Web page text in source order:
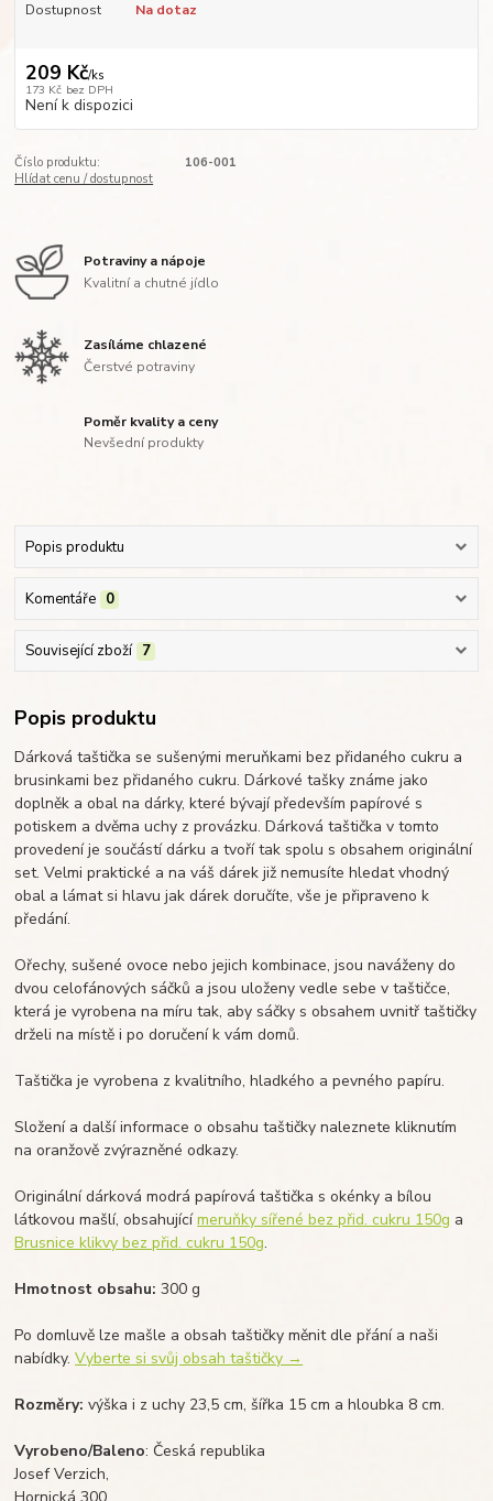
Dostupnost Na dotaz
209 Kč/ks
173 Kč bez DPH
Není k dispozici
Číslo produktu:
106-001
Hlídat cenu / dostupnost
Potraviny a nápoje
Kvalitní a chutné jídlo
Zasíláme chlazené
Čerstvé potraviny
Poměr kvality a ceny
Nevšední produkty
Popis produktu
Komentáře 0
Související zboží 7
Popis produktu
Dárková taštička se sušenými meruňkami bez přidaného cukru a
brusinkami bez přidaného cukru. Dárkové tašky známe jako
doplněk a obal na dárky, které bývají především papírové s
potiskem a dvěma uchy z provázku. Dárková taštička v tomto
provedení je součástí dárku a tvoří tak spolu s obsahem originální
set. Velmi praktické a na váš dárek již nemusíte hledat vhodný
obal a lámat si hlavu jak dárek doručíte, vše je připraveno k
předání.
Ořechy, sušené ovoce nebo jejich kombinace, jsou naváženy do
dvou celofánových sáčků a jsou uloženy vedle sebe v taštičce,
která je vyrobena na míru tak, aby sáčky s obsahem uvnitř taštičky
drželi na místě i po doručení k vám domů.
Taštička je vyrobena z kvalitního, hladkého a pevného papíru.
Složení a další informace o obsahu taštičky naleznete kliknutím
na oranžově zvýrazněné odkazy.
Originální dárková modrá papírová taštička s okénky a bílou
látkovou mašlí, obsahujícímeruňky sířené bez přid. cukru 150g a
Brusnice klikvy bez přid. cukru 150g.
Hmotnost obsahu:300 g
Po domluvě lze mašle a obsah taštičky měnit dle přání a naši
nabídky.Vyberte si svůj obsah taštičky →
Rozměry:výška i z uchy 23,5 cm, šířka 15 cm a hloubka 8 cm.
Vyrobeno/Baleno: Česká republika
Josef Verzich,